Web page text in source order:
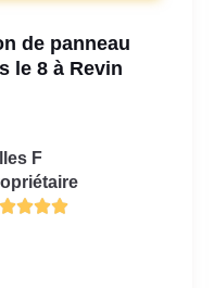
de panneau
le 8 à Revin
F